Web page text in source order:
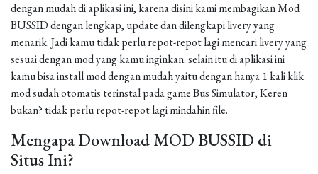
dengan mudah di aplikasi ini, karena disini kami membagikan Mod
BUSSID dengan lengkap, update dan dilengkapi livery yang
menarik. Jadi kamu tidak perlu repot-repot lagi mencari livery yang
sesuai dengan mod yang kamu inginkan. selain itu di aplikasi ini
kamu bisa install mod dengan mudah yaitu dengan hanya 1 kali klik
mod sudah otomatis terinstal pada game Bus Simulator, Keren
bukan? tidak perlu repot-repot lagi mindahin file.
Mengapa Download MOD BUSSID di
Situs Ini?